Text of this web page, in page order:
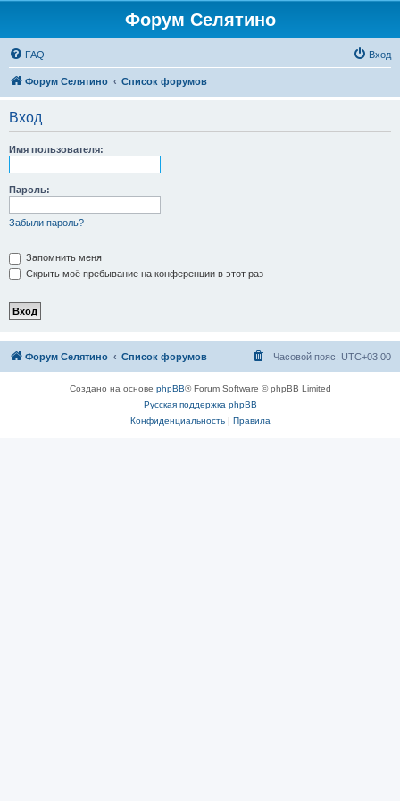
Форум Селятино
FAQ Вход
Форум Селятино Список форумов
Вход
Имя пользователя:
Пароль:
Забыли пароль?
Запомнить меня
Скрыть моё пребывание на конференции в этот раз
Форум Селятино Список форумов Часовой пояс: UTC+03:00
Создано на основе phpBB® Forum Software © phpBB Limited
Русская поддержка phpBB
Конфиденциальность| Правила